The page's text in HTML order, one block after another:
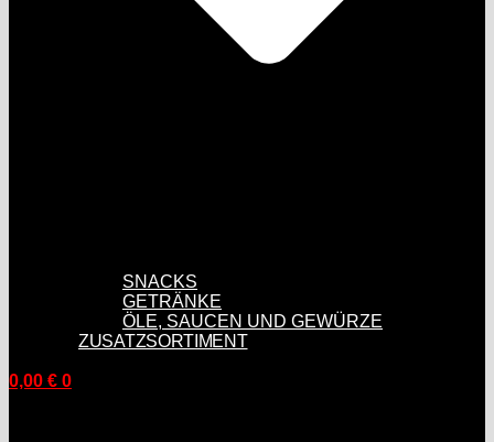
SNACKS
GETRÄNKE
ÖLE, SAUCEN UND GEWÜRZE
ZUSATZSORTIMENT
0,00 € 0